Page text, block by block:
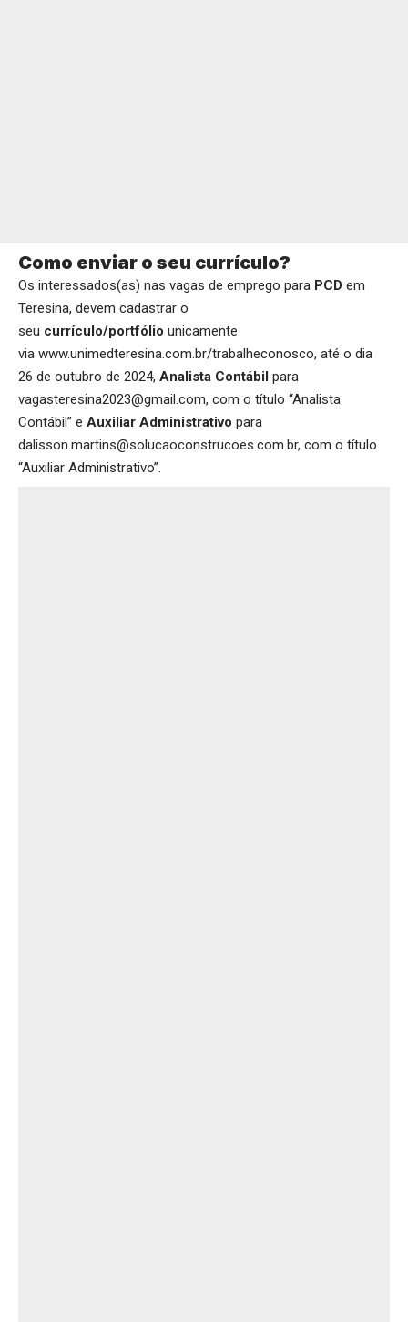
Como enviar o seu currículo?
Os interessados(as) nas vagas de emprego para PCD em
Teresina, devem cadastrar o
seu currículo/portfólio unicamente
via www.unimedteresina.com.br/trabalheconosco, até o dia
26 de outubro de 2024, Analista Contábil para
vagasteresina2023@gmail.com, com o título “Analista
Contábil” e Auxiliar Administrativo para
dalisson.martins@solucaoconstrucoes.com.br, com o título
“Auxiliar Administrativo”.